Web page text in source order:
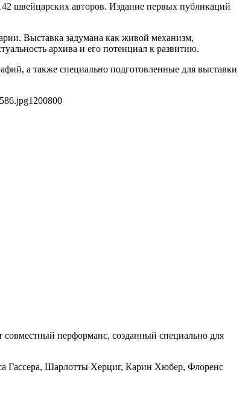
швейцарских авторов. Издание первых публикаций
Выставка задумана как живой механизм,
архива и его потенциал к развитию.
а также специально подготовленные для выставки
1200800
перформанс, созданный специально для
Гассера, Шарлотты Херциг, Карин Хюбер, Флоренс